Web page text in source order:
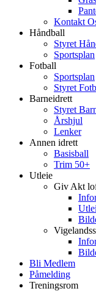
Kontakt
Håndball
Styret
Sportsplan
Fotball
Sportsplan
Styret
Barneidrett
Styret
Årshjul
Lenker
Annen idrett
Basisball
Trim 50+
Utleie
Giv Akt
Bli Medlem
Påmelding
Treningsrom